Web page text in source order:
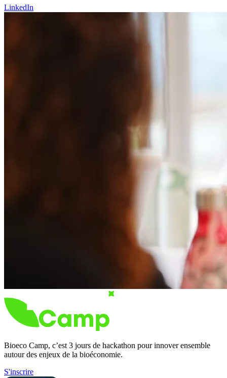
LinkedIn
Bioeco Camp, c’est 3 jours de hackathon pour innover ensemble
autour des enjeux de la bioéconomie.
S'inscrire